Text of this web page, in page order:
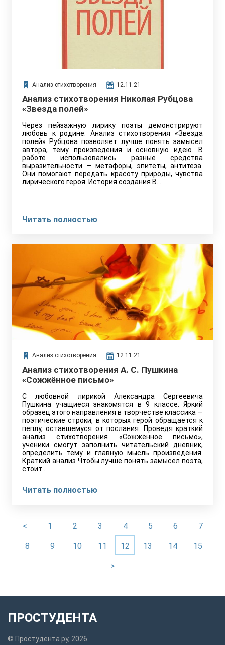
Анализ стихотворения 12.11.21
Анализ стихотворения Николая Рубцова
«Звезда полей»
Через пейзажную лирику поэты демонстрируют
любовь к родине. Анализ стихотворения «Звезда
полей» Рубцова позволяет лучше понять замысел
автора, тему произведения и основную идею. В
работе использовались разные средства
выразительности — метафоры, эпитеты, антитеза.
Они помогают передать красоту природы, чувства
лирического героя. История создания В…
Читать полностью
Анализ стихотворения 12.11.21
Анализ стихотворения А. С. Пушкина
«Сожжённое письмо»
С любовной лирикой Александра Сергеевича
Пушкина учащиеся знакомятся в 9 классе. Яркий
образец этого направления в творчестве классика —
поэтические строки, в которых герой обращается к
пеплу, оставшемуся от послания. Проведя краткий
анализ стихотворения «Сожжённое письмо»,
ученики смогут заполнить читательский дневник,
определить тему и главную мысль произведения.
Краткий анализ Чтобы лучше понять замысел поэта,
стоит…
Читать полностью
< 1 2 3 4 5 6 7
8 9 10 11 12 13 14 15
>
ПРОСТУДЕНТА
© Простудента.ру, 2026